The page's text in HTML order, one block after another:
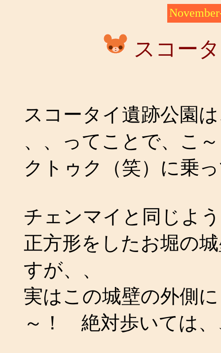
スコー
スコータイ遺跡公園
、、ってことで、こ
クトゥク（笑）に乗
チェンマイと同じよ
正方形をしたお堀の
すが、、
実はこの城壁の外側
～！ 絶対歩いては